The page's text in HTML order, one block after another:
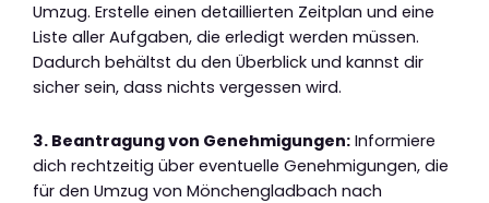
Umzug. Erstelle einen detaillierten Zeitplan und eine
Liste aller Aufgaben, die erledigt werden müssen.
Dadurch behältst du den Überblick und kannst dir
sicher sein, dass nichts vergessen wird.
3. Beantragung von Genehmigungen: Informiere
dich rechtzeitig über eventuelle Genehmigungen, die
für den Umzug von Mönchengladbach nach